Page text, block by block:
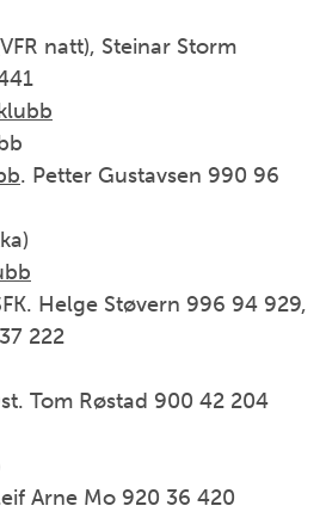
natt), Steinar Storm
. Petter Gustavsen 990 96
Helge Støvern 996 94 929,
222
Tom Røstad 900 42 204
Arne Mo 920 36 420